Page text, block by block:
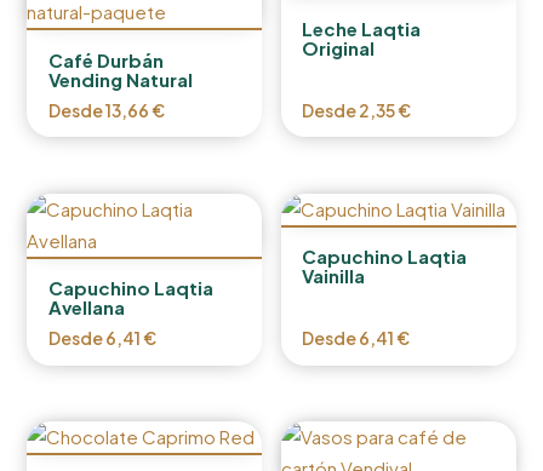
Café Durbán
Vending Natural
Desde13,66€
Leche Laqtia
Original
Desde2,35€
Capuchino Laqtia
Avellana
Desde6,41€
Capuchino Laqtia
Vainilla
Desde6,41€